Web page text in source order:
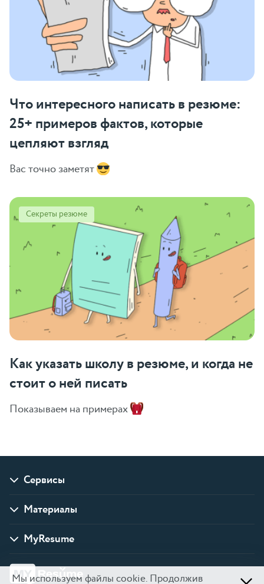
Что интересного написать в резюме:
25+ примеров фактов, которые
цепляют взгляд
Вас точно заметят
Секреты резюме
Как указать школу в резюме, и когда не
стоит о ней писать
Показываем на примерах
Сервисы
Материалы
MyResume
Мы используем файлы cookie. Продолжив